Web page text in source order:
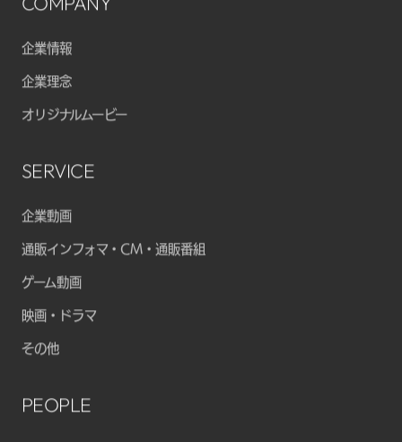
企業情報
企業理念
オリジナルムービー
SERVICE
企業動画
通販インフォマ・CM・通販番組
ゲーム動画
映画・ドラマ
その他
PEOPLE